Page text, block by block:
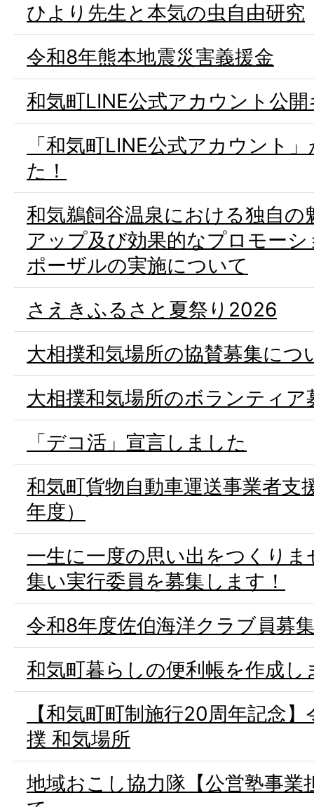
ひより先生と本気の虫自由研究
令和8年熊本地震災害義援金
和気町LINE公式アカウント公
「和気町LINE公式アカウント
た！
和気鵜飼谷温泉における独自
アップ及び効果的なプロモー
ポーザルの実施について
さえきふるさと夏祭り2026
大相撲和気場所の協賛募集につ
大相撲和気場所のボランティ
「デコ活」宣言しました
和気町貨物自動車運送事業者支
年度）
一生に一度の思い出をつくり
集い実行委員を募集します！
令和8年度佐伯海洋クラブ員募
和気町暮らしの便利帳を作成し
【和気町町制施行20周年記念
撲 和気場所
地域おこし協力隊【公営塾事業